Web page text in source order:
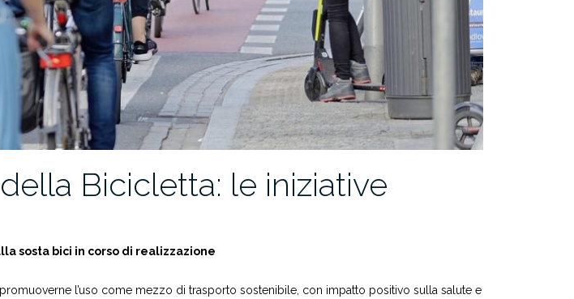
Bicicletta: le iniziative
sosta bici in corso di realizzazione
promuoverne l’uso come mezzo di trasporto sostenibile, con impatto positivo sulla salute e